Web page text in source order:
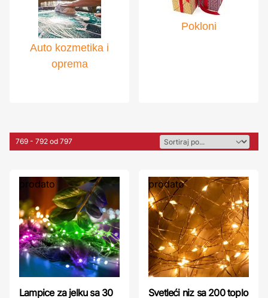
Auto kozmetika i
oprema
Pokloni
769 - 792 od 797
prodato
Lampice za jelku sa 30
prodato
Svetleći niz sa 200 toplo